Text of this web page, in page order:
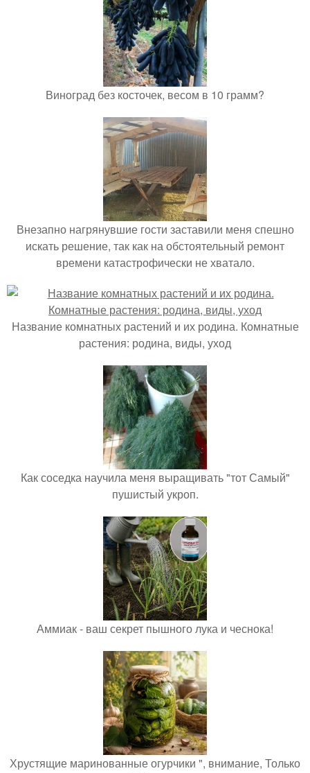
Виноград без косточек, весом в 10 грамм?
Внезапно нагрянувшие гости заставили меня спешно
искать решение, так как на обстоятельный ремонт
времени катастрофически не хватало.
Название комнатных растений и их родина. Комнатные
растения: родина, виды, уход
Как соседка научила меня выращивать "тот Самый"
пушистый укроп.
Аммиак - ваш секрет пышного лука и чеснока!
Хрустящие маринованные огурчики ", внимание, Только